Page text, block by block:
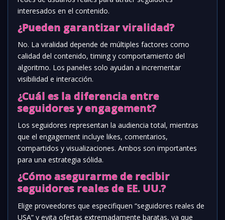
interesados en el contenido.
¿Pueden garantizar viralidad?
No. La viralidad depende de múltiples factores como
calidad del contenido, timing y comportamiento del
algoritmo. Los paneles solo ayudan a incrementar
visibilidad e interacción.
¿Cuál es la diferencia entre
seguidores y engagement?
Los seguidores representan la audiencia total, mientras
que el engagement incluye likes, comentarios,
compartidos y visualizaciones. Ambos son importantes
para una estrategia sólida.
¿Cómo asegurarme de recibir
seguidores reales de EE. UU.?
Elige proveedores que especifiquen “seguidores reales de
USA” y evita ofertas extremadamente baratas, ya que